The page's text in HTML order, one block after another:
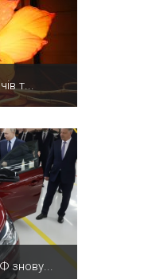
т...
знову...